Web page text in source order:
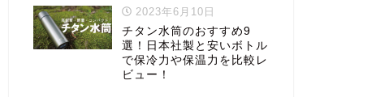
2023年6月10日
チタン水筒のおすすめ9
選！日本社製と安いボトル
で保冷力や保温力を比較レ
ビュー！